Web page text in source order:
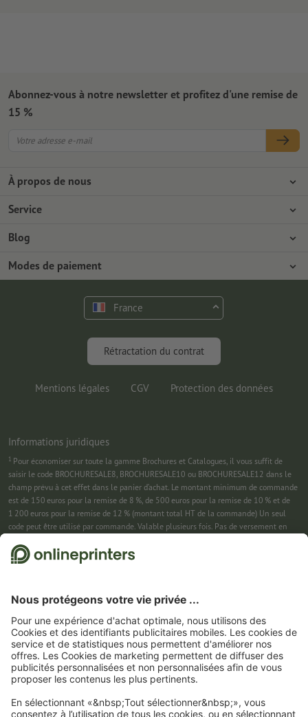
À propos de nous
L'entreprise
Protection de l'environnement
Service
Modes de paiement
Expédition
Programme Premium
Blog
Tutoriels Photoshop
Outils & Fonts gratuits
Marketing & Insights
Modes de paiement
Abonnez-vous à notre newsletter et profitez d'une remise de
15 %
France
Rétractation du contrat
Mentions légales CGV Protection des données
Informations juridiques
1 Pour économiser sur toute la gamme Brochures et Catalogues, il vous suffit de
saisir le code BROCHURESALE8, BROCHURESALE10 ou BROCHURESALE12 dans le
champ prévu à cet effet dans le panier d’achat. Le montant minimum de commande
est de 150 euros pour la remise de 8 %, de 500 euros pour la remise de 10 % et de
1 200 euros pour la remise de 12 % (montant total HT de la commande) Un seul
code peut être utilisé par commande. Valable plusieurs fois. Pas de versement en
31/08/2026 inclus.
montant minimum pour la commande. Valable plusieurs fois. Pas de versement en
31/08/2026 inclus.
3Dans un premier temps, nous vous enverrons un e-mail contenant un lien de
confirmation de votre inscription à la newsletter. Ce n’est qu’après avoir cliqué
dessus que vous recevrez votre code de remise et notre newsletter. Vous pouvez bien
entendu vous désinscrire à tout moment. Montant maximal de la remise : 150 € sur
le montant de la commande (HT). Valable une seule fois. Pas de montant minimum
pour la commande. Pas de versement en espèces. Offre non cumulable avec d’autres